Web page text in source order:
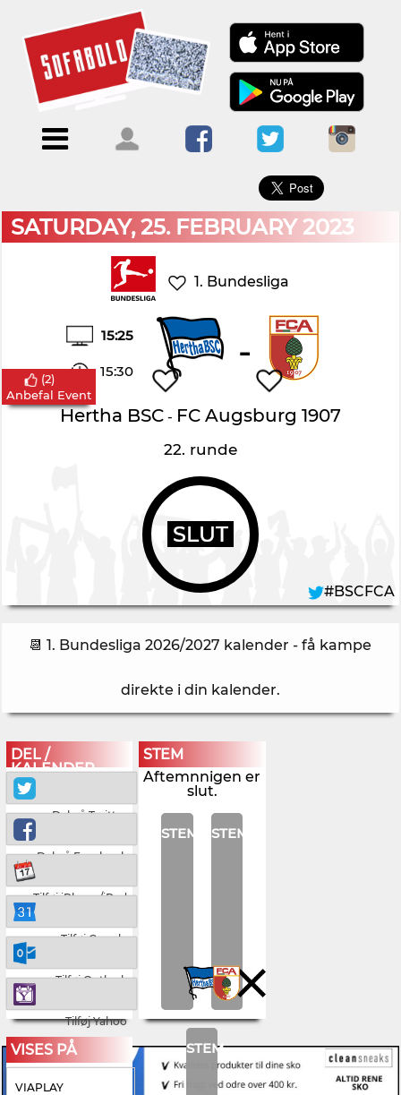
Menu
ForsideKalendere
Blogs
Om
Sofabold
Kontakt
bruger
ind
×
SATURDAY, 25. FEBRUARY 2023
1. Bundesliga
15:25
15:30 -
Hertha BSC- FC Augsburg 1907
22. runde
SLUT
(2)
Anbefal Event
#BSCFCA
📆 1. Bundesliga 2026/2027 kalender - få kampe
direkte i din kalender.
DEL /
KALENDER
Del på Twitter
Del på Facebook
Tilføj iPhone/iPad
Tilføj Google
Tilføj Outlook
Tilføj Yahoo
STEM
Aftemnnigen er
slut.
STEM STEM
STEM
VISES PÅ
VIAPLAY